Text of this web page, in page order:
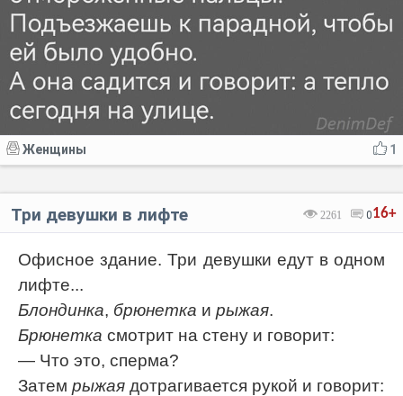
1
Женщины
16+
2261 0
Три девушки в лифте
Офисное здание. Три девушки едут в одном
лифте...
Блондинка, брюнетка и рыжая.
Брюнетка смотрит на стену и говорит:
— Что это, сперма?
Затем рыжая дотрагивается рукой и говорит: